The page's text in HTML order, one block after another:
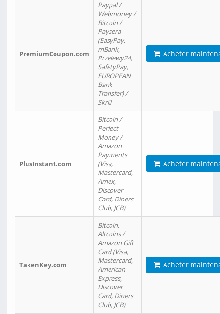
PremiumCoupon.com
Paypal /
Webmoney /
Bitcoin /
Paysera
(EasyPay,
mBank,
Przelewy24,
SafetyPay,
EUROPEAN
Bank
Transfer) /
Skrill
Acheter
PlusInstant.com
Bitcoin /
Perfect
Money /
Amazon
Payments
(Visa,
Mastercard,
Amex,
Discover
Card, Diners
Club, JCB)
Acheter
TakenKey.com
Bitcoin,
Altcoins /
Amazon Gift
Card (Visa,
Mastercard,
American
Express,
Discover
Card, Diners
Club, JCB)
Acheter